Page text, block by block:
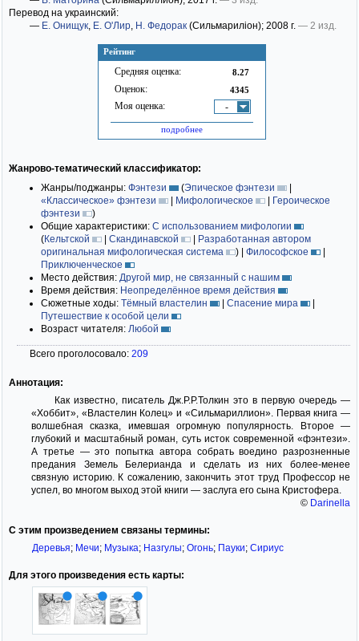
Рейтинг
Средняя оценка: 8.27
Оценок: 4345
Моя оценка: -
подробнее
Перевод на украинский:
— Е. Онищук, Е. О'Лир, Н. Федорак (Сильмариліон); 2008 г. — 2 изд.
Жанрово-тематический классификатор:
Жанры/поджанры: Фэнтези (Эпическое фэнтези
|
«Классическое» фэнтези
| Мифологическое | Героическое
фэнтези
)
Общие характеристики: С использованием мифологии
(Кельтской | Скандинавской | Разработанная автором
оригинальная мифологическая система
) | Философское
|
Приключенческое
Место действия: Другой мир, не связанный с нашим
Время действия: Неопределённое время действия
Сюжетные ходы: Тёмный властелин | Спасение мира
|
Путешествие к особой цели
Возраст читателя: Любой
Всего проголосовало: 209
Аннотация:
Как известно, писатель Дж.Р.Р.Толкин это в первую очередь —
«Хоббит», «Властелин Колец» и «Сильмариллион». Первая книга —
волшебная сказка, имевшая огромную популярность. Второе —
глубокий и масштабный роман, суть исток современной «фэнтези».
А третье — это попытка автора собрать воедино разрозненные
предания Земель Белерианда и сделать из них более-менее
связную историю. К сожалению, закончить этот труд Профессор не
успел, во многом выход этой книги — заслуга его сына Кристофера.
© Darinella
С этим произведением связаны термины:
Деревья; Мечи; Музыка; Назгулы; Огонь; Пауки; Сириус
Для этого произведения есть карты: